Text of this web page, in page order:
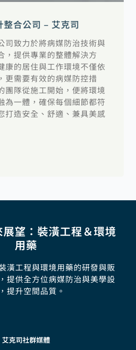
合公司 – 艾克司
司致力於將病媒防治技術與
，提供專業的整體解決方
康的居住與工作環境不僅依
更需要有效的病媒防控措
團隊從施工開始，便將環境
為一體，確保每個細節都符
打造安全、舒適、兼具美感
望：裝潢工程＆環境
用藥
潢工程與環境用藥的研發與販
提供全方位病媒防治與美學設
提升空間品質。
艾克司社群媒體